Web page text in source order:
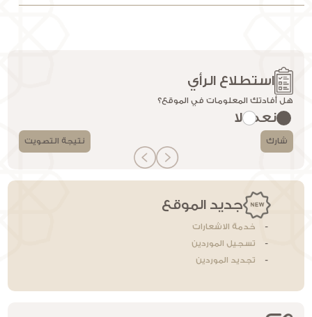
استطلاع الرأي
هل أفادتك المعلومات في الموقع؟
نعم لا
شارك نتيجة التصويت
جديد الموقع
خدمة الاشعارات
تسجيل الموردين
تجديد الموردين